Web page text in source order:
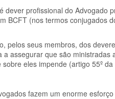
profissional do Advogado
(nos termos conjugados
seus membros, dos
assegurar que são ministradas
eles impende (artigo 55º da
fazem um enorme